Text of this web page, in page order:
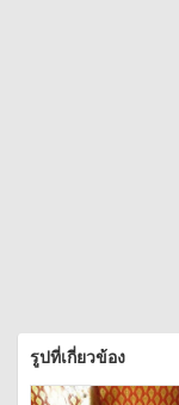
รูปที่เกี่ยวข้อง